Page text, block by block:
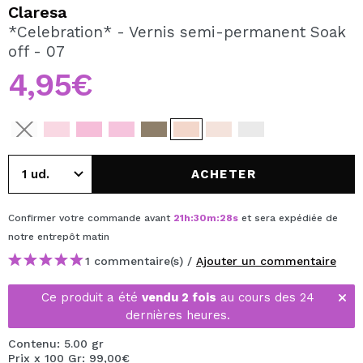
En créant un compte sur Maquibeauty.fr vous pourrez
effectuer vos achats rapidement, vérifier l'état de vos
CRÉER UN COMPTE
Claresa
*Celebration* - Vernis semi-permanent Soak
off - 07
4,95€
ACHETER
Confirmer votre commande avant 21h:30m:27s et sera expédiée de
notre entrepôt matin
1 commentaire(s) / Ajouter un commentaire
Ce produit a été vendu 2 fois au cours des 24
dernières heures.
Contenu: 5.00 gr
Prix x 100 Gr: 99,00€